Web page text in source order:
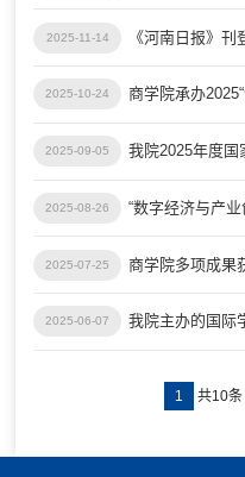
2025-11-14 《河南日报》
2025-10-24
2025-09-05
2025-08-26
2025-07-25 商学院多项成果
2025-06-07
1 共10条